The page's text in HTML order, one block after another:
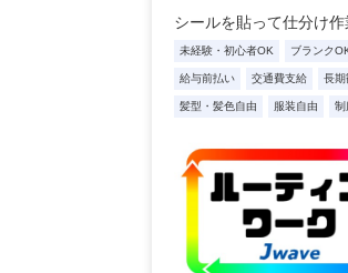
シールを貼って仕分け
未経験・初心者OK ブランク
給与前払い 交通費支給 長期
髪型・髪色自由 服装自由 制